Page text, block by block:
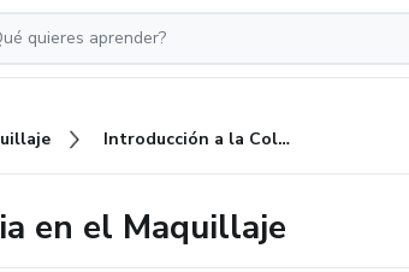
Introducción a la Colorimetria en el Maquillaje
en el Maquillaje